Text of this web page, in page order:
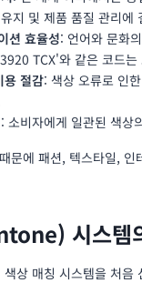
지 및 제품 품질 관리에
션 효율성: 언어와 문화
TCX'와 같은 코드는
용 절감: 색상 오류로 인
: 소비자에게 일관된 색상
문에 패션, 텍스타일,
시스템
상 매칭 시스템을 처음